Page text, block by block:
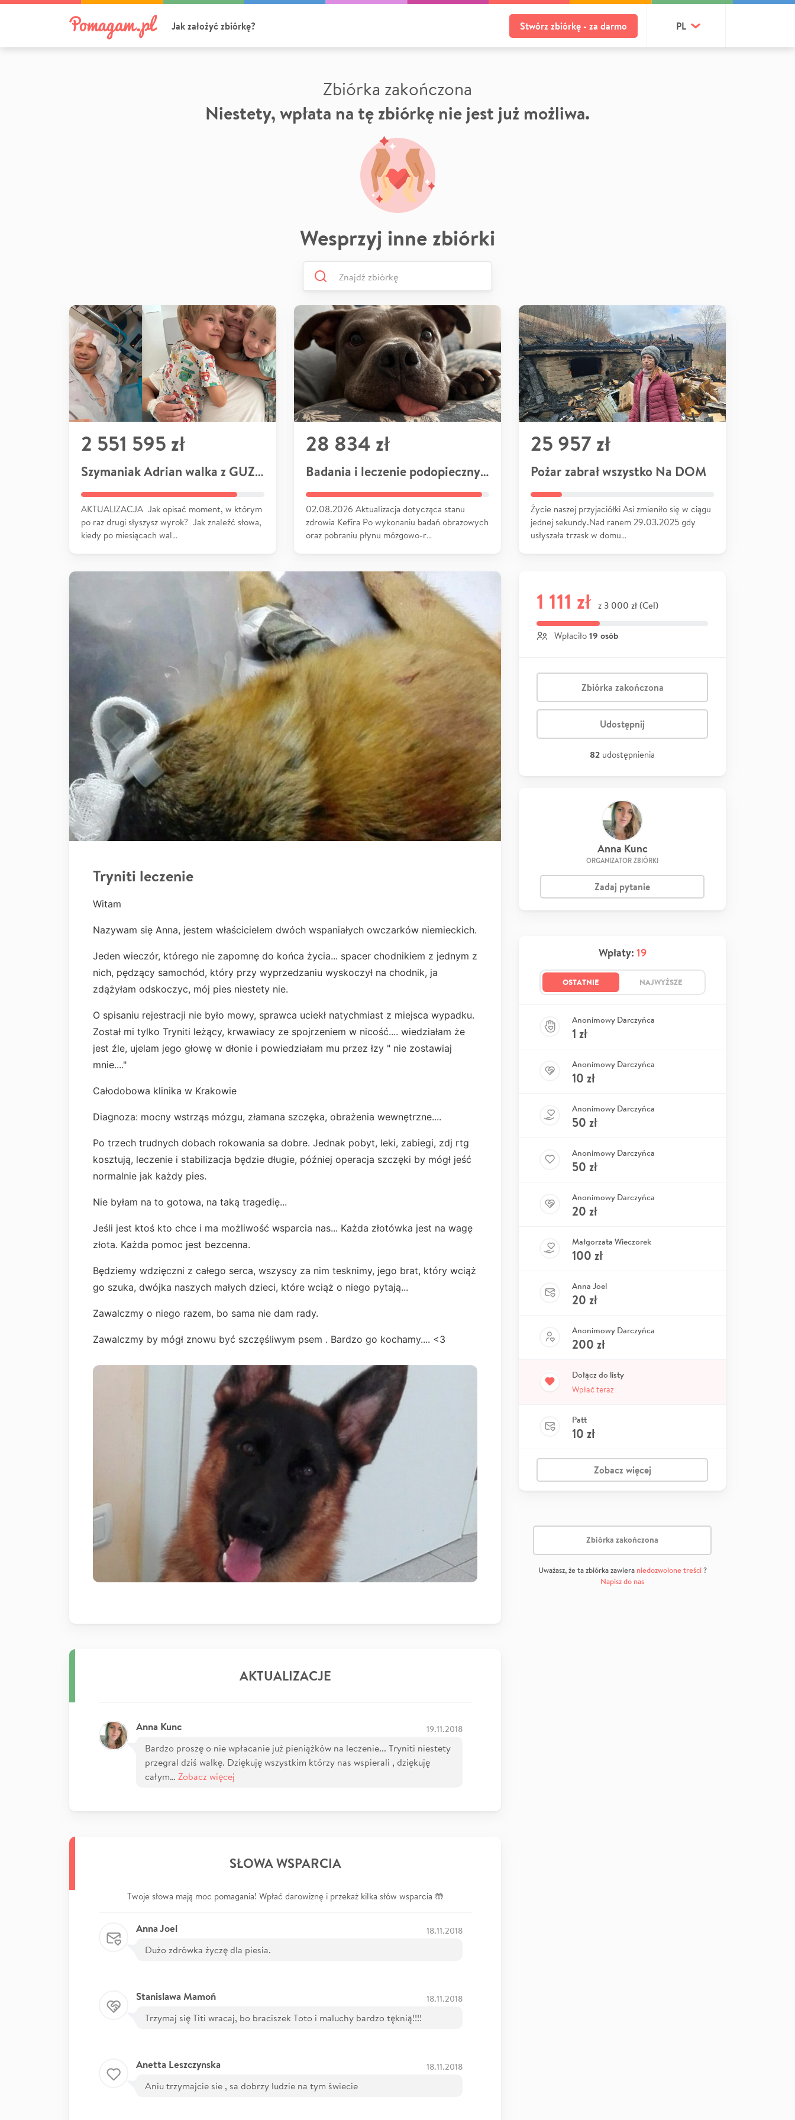
Jak założyć zbiórkę? Stwórz zbiórkę - za darmo PL
Zbiórka zakończona
Niestety, wpłata na tę zbiórkę nie jest już możliwa.
Wesprzyj inne zbiórki
2 551 595 zł
Szymaniak Adrian walka z GUZEM
AKTUALIZACJA Jak opisać moment, w którym
po raz drugi słyszysz wyrok? Jak znaleźć słowa,
kiedy po miesiącach wal…
28 834 zł
Badania i leczenie podopiecznych
02.08.2026 Aktualizacja dotycząca stanu
zdrowia Kefira Po wykonaniu badań obrazowych
oraz pobraniu płynu mózgowo-r…
25 957 zł
Pożar zabrał wszystko Na DOM
Życie naszej przyjaciółki Asi zmieniło się w ciągu
jednej sekundy.Nad ranem 29.03.2025 gdy
usłyszała trzask w domu…
Tryniti leczenie
Witam
Nazywam się Anna, jestem właścicielem dwóch wspaniałych owczarków niemieckich.
Jeden wieczór, którego nie zapomnę do końca życia... spacer chodnikiem z jednym z
nich, pędzący samochód, który przy wyprzedzaniu wyskoczył na chodnik, ja
zdążyłam odskoczyc, mój pies niestety nie.
O spisaniu rejestracji nie było mowy, sprawca uciekł natychmiast z miejsca wypadku.
Został mi tylko Tryniti leżący, krwawiacy ze spojrzeniem w nicość.... wiedziałam że
jest źle, ujelam jego głowę w dłonie i powiedziałam mu przez łzy " nie zostawiaj
mnie...."
Całodobowa klinika w Krakowie
Diagnoza: mocny wstrząs mózgu, złamana szczęka, obrażenia wewnętrzne....
Po trzech trudnych dobach rokowania sa dobre. Jednak pobyt, leki, zabiegi, zdj rtg
kosztują, leczenie i stabilizacja będzie długie, później operacja szczęki by mógł jeść
normalnie jak każdy pies.
Nie byłam na to gotowa, na taką tragedię...
Jeśli jest ktoś kto chce i ma możliwość wsparcia nas... Każda złotówka jest na wagę
złota. Każda pomoc jest bezcenna.
Będziemy wdzięczni z całego serca, wszyscy za nim tesknimy, jego brat, który wciąż
go szuka, dwójka naszych małych dzieci, które wciąż o niego pytają...
Zawalczmy o niego razem, bo sama nie dam rady.
Zawalczmy by mógł znowu być szczęśliwym psem . Bardzo go kochamy.... <3
AKTUALIZACJE
Anna Kunc 19.11.2018
Bardzo proszę o nie wpłacanie już pieniążków na leczenie... Tryniti niestety
przegral dziś walkę. Dziękuję wszystkim którzy nas wspierali , dziękuję
całym… Zobacz więcej
SŁOWA WSPARCIA
Twoje słowa mają moc pomagania! Wpłać darowiznę i przekaż kilka słów wsparcia 🤲
Anna Joel 18.11.2018
Dużo zdrówka życzę dla piesia.
Stanislawa Mamoń 18.11.2018
Trzymaj się Titi wracaj, bo braciszek Toto i maluchy bardzo tęknią!!!!
Anetta Leszczynska 18.11.2018
Aniu trzymajcie sie , sa dobrzy ludzie na tym świecie
1 111 zł z 3 000 zł (Cel)
Wpłaciło 19 osób
Zbiórka zakończona
Udostępnij
82 udostępnienia
Anna Kunc
ORGANIZATOR ZBIÓRKI
Zadaj pytanie
Wpłaty: 19
OSTATNIE NAJWYŻSZE
Anonimowy Darczyńca
1 zł
Anonimowy Darczyńca
10 zł
Anonimowy Darczyńca
50 zł
Anonimowy Darczyńca
50 zł
Anonimowy Darczyńca
20 zł
Małgorzata Wieczorek
100 zł
Anna Joel
20 zł
Anonimowy Darczyńca
200 zł
Dołącz do listy
Wpłać teraz
Patt
10 zł
Zobacz więcej
Zbiórka zakończona
Uważasz, że ta zbiórka zawiera niedozwolone treści?
Napisz do nas